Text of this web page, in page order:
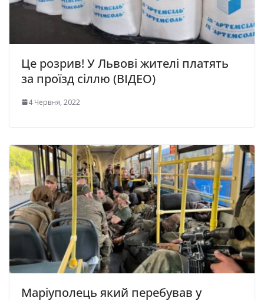
Це розрив! У Львові жителі платять
за проїзд сіллю (ВІДЕО)
4 Червня, 2022
Маріуполець який перебував у